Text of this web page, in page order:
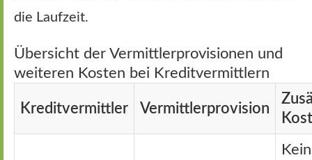
die Laufzeit.
Übersicht der Vermittlerprovisionen und
weiteren Kosten bei Kreditvermittlern
Kreditvermittler Vermittlerprovision